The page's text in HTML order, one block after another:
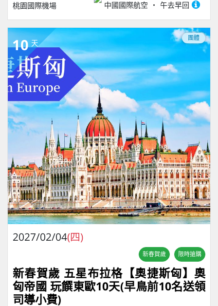
桃園國際機場 中國國際航空 午去早回
10 天
團體
2027/02/04(四)
新春賀歲 限時搶購
新春賀歲 五星布拉格【奧捷斯匈】奧
匈帝國 玩饌東歐10天(早鳥前10名送領
司導小費)